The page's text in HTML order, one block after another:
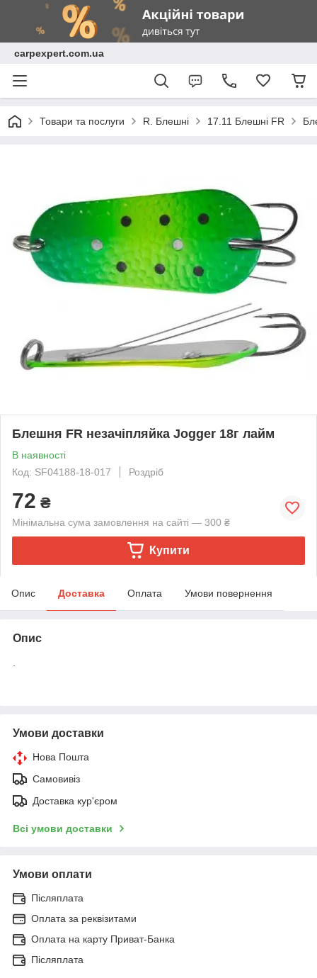
carpexpert.com.ua
Товари та послуги R. Блешні 17.11 Блешні FR
Блешня FR незачіпляйка Jogger 18г лайм
В наявності
Код: SF04188-18-017
Роздріб
72 ₴
Мінімальна сума замовлення на сайті — 300 ₴
Купити
Опис Доставка Оплата Умови повернення
Опис
Умови доставки
Нова Пошта
Самовивіз
Доставка кур'єром
Всі умови доставки
Умови оплати
Післяплата
Оплата за реквізитами
Оплата на карту Приват-Банка
Післяплата